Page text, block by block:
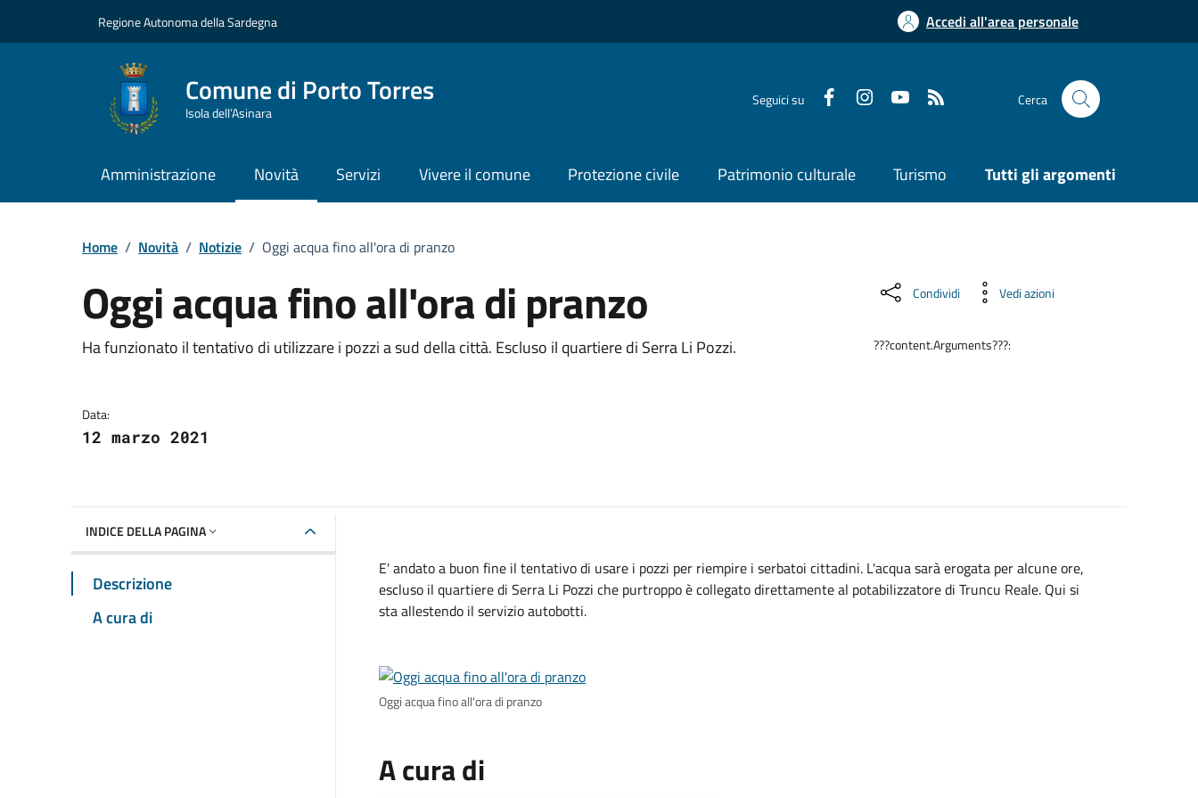
Regione Autonoma della Sardegna Accedi all'area personale
Comune di Porto Torres
Isola dell’Asinara
Seguici su Cerca
Amministrazione Novità Servizi Vivere il comune Protezione civile Patrimonio culturale Turismo Tutti gli argomenti
Home / Novità / Notizie / Oggi acqua fino all'ora di pranzo
Oggi acqua fino all'ora di pranzo
Dettagli della notizia
Ha funzionato il tentativo di utilizzare i pozzi a sud della città. Escluso il quartiere di Serra Li Pozzi.
Data:
12 marzo 2021
Condividi Vedi azioni
???content.Arguments???:
INDICE DELLA PAGINA
Descrizione
A cura di
E' andato a buon fine il tentativo di usare i pozzi per riempire i serbatoi cittadini. L'acqua sarà erogata per alcune ore,
escluso il quartiere di Serra Li Pozzi che purtroppo è collegato direttamente al potabilizzatore di Truncu Reale. Qui si
sta allestendo il servizio autobotti.
Oggi acqua fino all'ora di pranzo
A cura di